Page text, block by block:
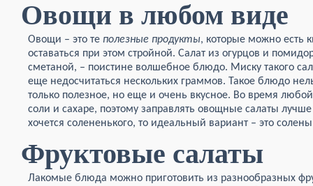
Овощи в любом виде
Овощи – это те полезные продукты, которые можно есть
оставаться при этом стройной. Салат из огурцов и
сметаной, – поистине волшебное блюдо. Миску такого
еще недосчитаться нескольких граммов. Такое блюдо
только полезное, но еще и очень вкусное. Во время
соли и сахаре, поэтому заправлять овощные салаты
хочется солененького, то идеальный вариант – это
Фруктовые салаты
Лакомые блюда можно приготовить из разнообразных